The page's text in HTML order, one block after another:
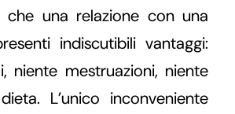
una relazione con una
indiscutibili vantaggi:
niente mestruazioni, niente
L’unico inconveniente